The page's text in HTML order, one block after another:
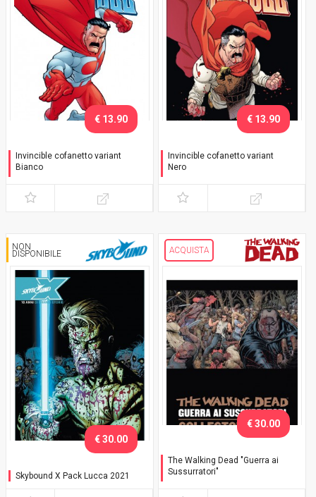
Invincible cofanetto variant
Bianco
variant
€ 13.90
Invincible cofanetto variant
Nero
variant
€ 13.90
NON
DISPONIBILE
Skybound X Pack Lucca 2021
€ 30.00
ACQUISTA
The Walking Dead "Guerra ai
Sussurratori"
€ 30.00